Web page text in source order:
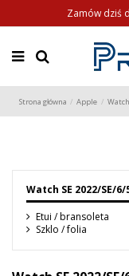
Zamów dziś
Strona główna Apple Watch
Watch SE 2022/SE/
Etui / bransoleta
Szklo / folia